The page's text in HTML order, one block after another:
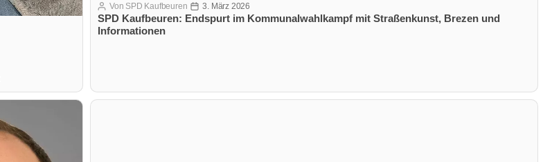
SPD Kaufbeuren: Endspurt im Kommunalwahlkampf mit Straßenkunst, Brezen und
Informationen
Beitragsautor
Von SPD Kaufbeuren Veröffentlichungsdatum
3. März 2026